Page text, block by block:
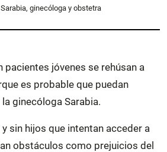
ginecóloga y obstetra
pacientes jóvenes se rehúsan a
es probable que puedan
ginecóloga Sarabia.
sin hijos que intentan acceder a
obstáculos como prejuicios del